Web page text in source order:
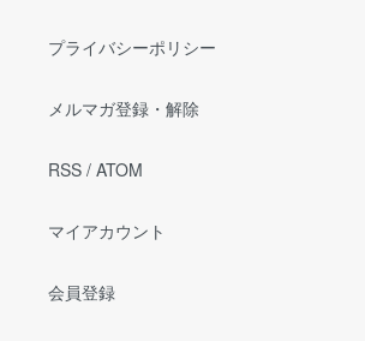
プライバシーポリシー
メルマガ登録・解除
RSS / ATOM
マイアカウント
会員登録